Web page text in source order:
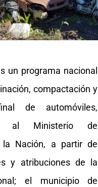
un programa nacional
compactación y
de automóviles,
al Ministerio de
la Nación, a partir de
y atribuciones de la
el municipio de